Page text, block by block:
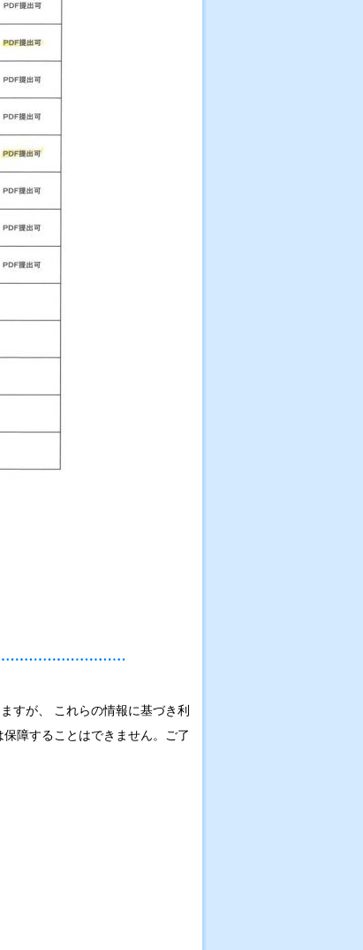
すが、 これらの情報に基づき利
障することはできません。ご了